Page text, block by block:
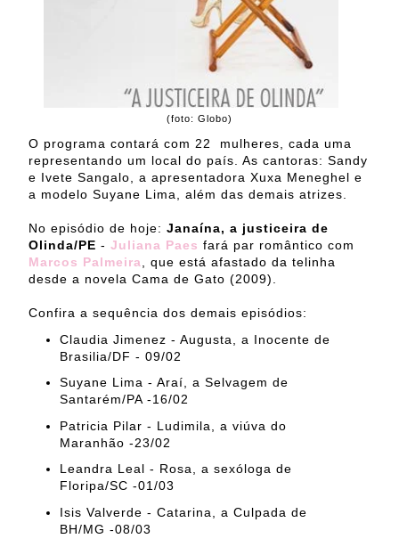
(foto: Globo)
O programa contará com 22 mulheres, cada uma
representando um local do país. As cantoras: Sandy
e Ivete Sangalo, a apresentadora Xuxa Meneghel e
a modelo Suyane Lima, além das demais atrizes.
No episódio de hoje: Janaína, a justiceira de
Olinda/PE - Juliana Paes fará par romântico com
Marcos Palmeira, que está afastado da telinha
desde a novela Cama de Gato (2009).
Confira a sequência dos demais episódios:
Claudia Jimenez - Augusta, a Inocente de
Brasilia/DF - 09/02
Suyane Lima - Araí, a Selvagem de
Santarém/PA -16/02
Patricia Pilar - Ludimila, a viúva do
Maranhão -23/02
Leandra Leal - Rosa, a sexóloga de
Floripa/SC -01/03
Isis Valverde - Catarina, a Culpada de
BH/MG -08/03